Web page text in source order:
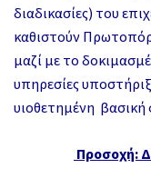
διαδικασίες) του
καθιστούν
μαζί με το
υπηρεσίες
υιοθετημένη βασική
Προσοχή: